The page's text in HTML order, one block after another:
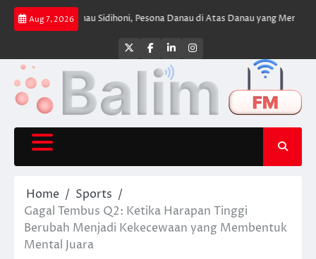
Skip
Aug 7, 2026
Danau Sidihoni, Pesona Danau di Atas Danau yang Menyimpan
Twitter
Facebook
LinkedInInstagram
Home
Sports
Gagal Tembus Q2: Ketika Harapan Tinggi
Berubah Menjadi Kekecewaan yang Membentuk
Mental Juara